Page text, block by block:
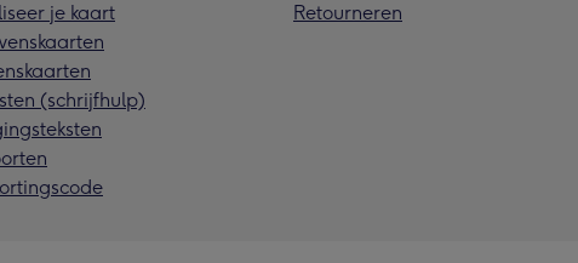
je kaart
(schrijfhulp)
Retourneren